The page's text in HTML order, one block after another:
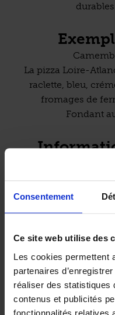
Consentement
Ce site web utilise des
Les cookies permettent
partenaires
réaliser des statistiques
contenus et publicités
fonctionnalités relatives
La pizza Loire-
raclette, bleu,
fromages de
Fondant
Soir :LM
Carte des plats
Accès à la salle
(source